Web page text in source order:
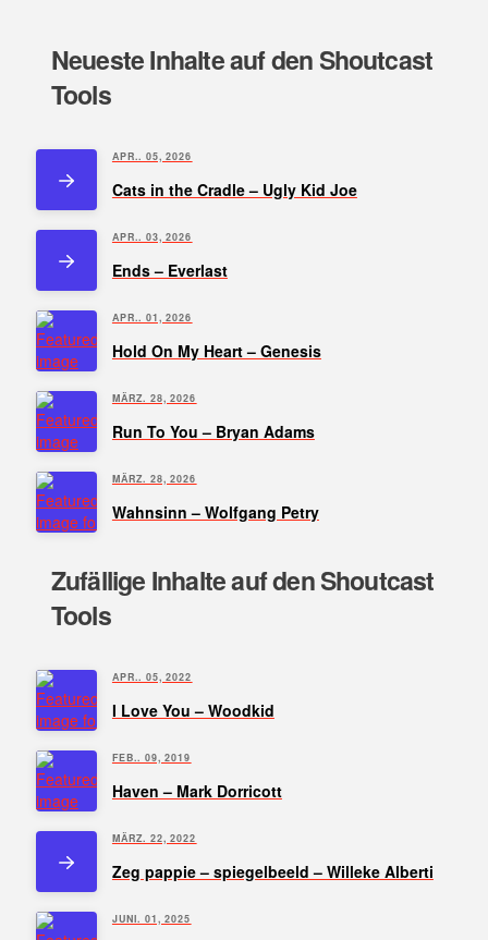
Neueste Inhalte auf den Shoutcast
Tools
APR.. 05, 2026
Cats in the Cradle – Ugly Kid Joe
APR.. 03, 2026
Ends – Everlast
APR.. 01, 2026
Hold On My Heart – Genesis
MÄRZ. 28, 2026
Run To You – Bryan Adams
MÄRZ. 28, 2026
Wahnsinn – Wolfgang Petry
Zufällige Inhalte auf den Shoutcast
Tools
APR.. 05, 2022
I Love You – Woodkid
FEB.. 09, 2019
Haven – Mark Dorricott
MÄRZ. 22, 2022
Zeg pappie – spiegelbeeld – Willeke Alberti
JUNI. 01, 2025